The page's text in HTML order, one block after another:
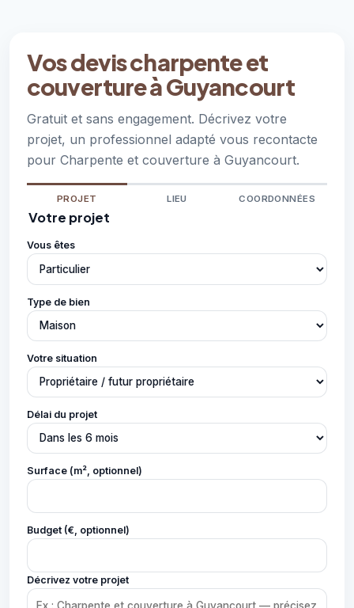
Vos devis charpente et
couverture à Guyancourt
Gratuit et sans engagement. Décrivez votre
projet, un professionnel adapté vous recontacte
pour Charpente et couverture à Guyancourt.
PROJET LIEU COORDONNÉES
Votre projet
Vous êtes
Type de bien
Votre situation
Délai du projet
Surface (m², optionnel)
Budget (€, optionnel)
Décrivez votre projet